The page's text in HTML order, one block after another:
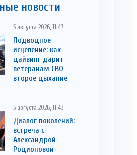
новости
5 августа 2026, 11:47
Подводное
исцеление: как
дайвинг дарит
ветеранам СВО
второе дыхание
5 августа 2026, 11:43
Диалог поколений:
встреча с
Александрой
Родионовой